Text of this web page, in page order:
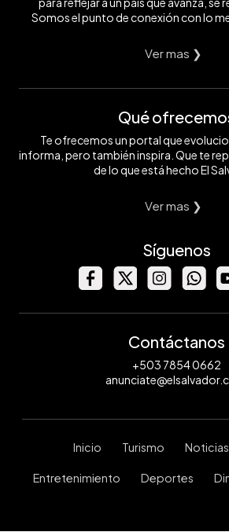
Somos el punto de conexión con lo
Ver mas ❯
Qué
Te ofrecemos un portal que
informa, pero también inspira. Que te
de lo que está hecho El
Ver mas ❯
Síguenos
Contáctanos
+503 7854 0662
Inicio Turismo Noticias
Entretenimiento Deportes